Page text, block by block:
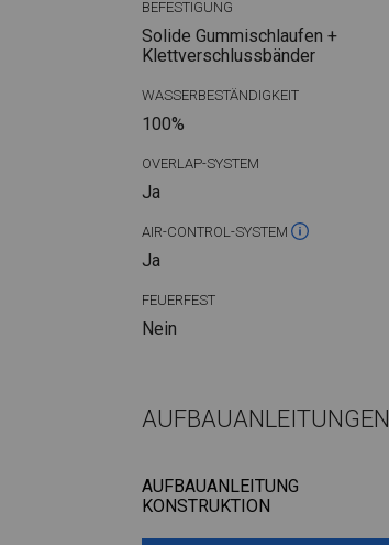
BEFESTIGUNG
Solide Gummischlaufen +
Klettverschlussbänder
WASSERBESTÄNDIGKEIT
100%
OVERLAP-SYSTEM
Ja
AIR-CONTROL-SYSTEM
Ja
FEUERFEST
Nein
AUFBAUANLEITUNGEN
AUFBAUANLEITUNG
KONSTRUKTION